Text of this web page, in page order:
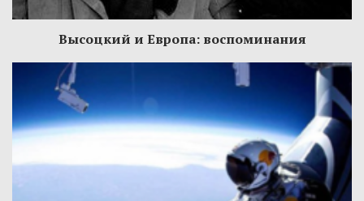
Высоцкий и Европа: воспоминания